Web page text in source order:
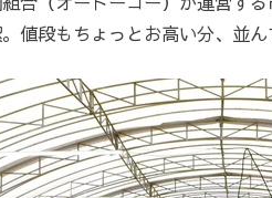
値段もちょっとお高い分、並